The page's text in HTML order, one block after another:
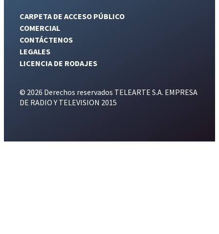
CARPETA DE ACCESO PÚBLICO
COMERCIAL
CONTÁCTENOS
LEGALES
LICENCIA DE RODAJES
© 2026 Derechos reservados TELEARTE S.A. EMPRESA
DE RADIO Y TELEVISION 2015